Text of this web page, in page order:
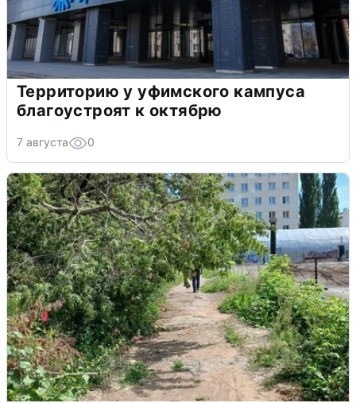
Территорию у уфимского кампуса
благоустроят к октябрю
7 августа 0